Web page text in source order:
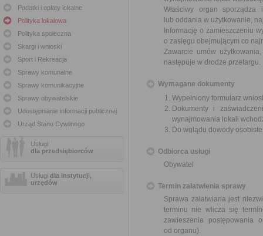
Podatki i opłaty lokalne
Polityka lokalowa
Polityka społeczna
Skargi i wnioski
Sport i Rekreacja
Sprawy komunalne
Sprawy komunikacyjne
Sprawy obywatelskie
Udostępnianie informacji publicznej
Urząd Stanu Cywilnego
Usługi
dla przedsiębiorców
Usługi dla instytucji,
urzędów
Właściwy organ
lub oddania w użytkowanie,
Informację o zamieszczeniu
o zasięgu obejmującym co
Zawarcie umów
następuje w drodze przetargu.
Wymagane dokumenty
Wypełniony formularz
Dokumenty i
wynajmowania lokali
Do wglądu dowody
Odbiorca usługi
Obywatel
Termin załatwienia sprawy
Sprawa załatwiana jest
terminu nie wlicza się
zawieszenia postępowania
od organu).